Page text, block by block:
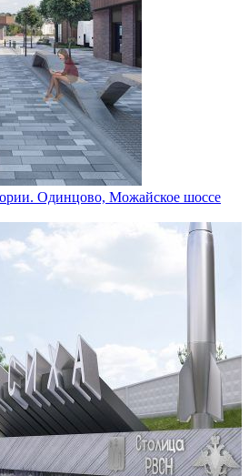
Одинцово, Можайское шоссе